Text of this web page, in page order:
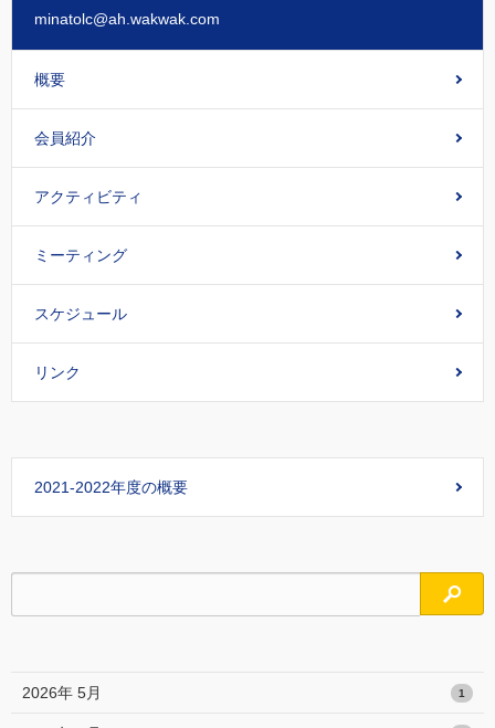
minatolc@ah.wakwak.com
概要
会員紹介
アクティビティ
ミーティング
スケジュール
リンク
2021-2022年度の概要
検索
2026年 5月 1